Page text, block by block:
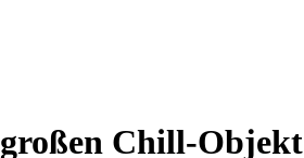
Chill-Objekt